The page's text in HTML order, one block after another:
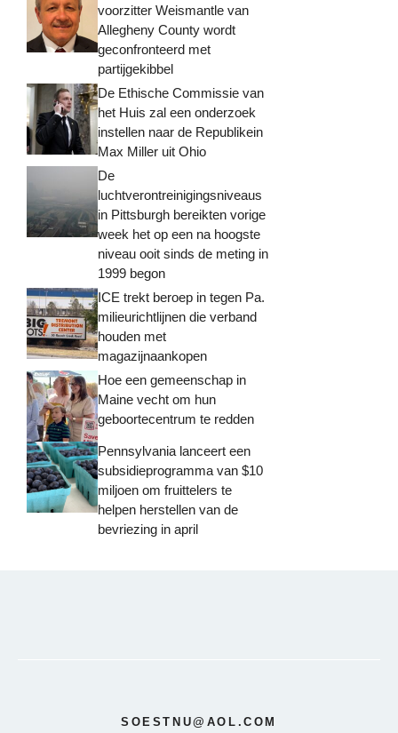
voorzitter Weismantle van
Allegheny County wordt
geconfronteerd met
partijgekibbel
De Ethische Commissie van
het Huis zal een onderzoek
instellen naar de Republikein
Max Miller uit Ohio
De
luchtverontreinigingsniveaus
in Pittsburgh bereikten vorige
week het op een na hoogste
niveau ooit sinds de meting in
1999 begon
ICE trekt beroep in tegen Pa.
milieurichtlijnen die verband
houden met
magazijnaankopen
Hoe een gemeenschap in
Maine vecht om hun
geboortecentrum te redden
Pennsylvania lanceert een
subsidieprogramma van $10
miljoen om fruittelers te
helpen herstellen van de
bevriezing in april
SOESTNU@AOL.COM